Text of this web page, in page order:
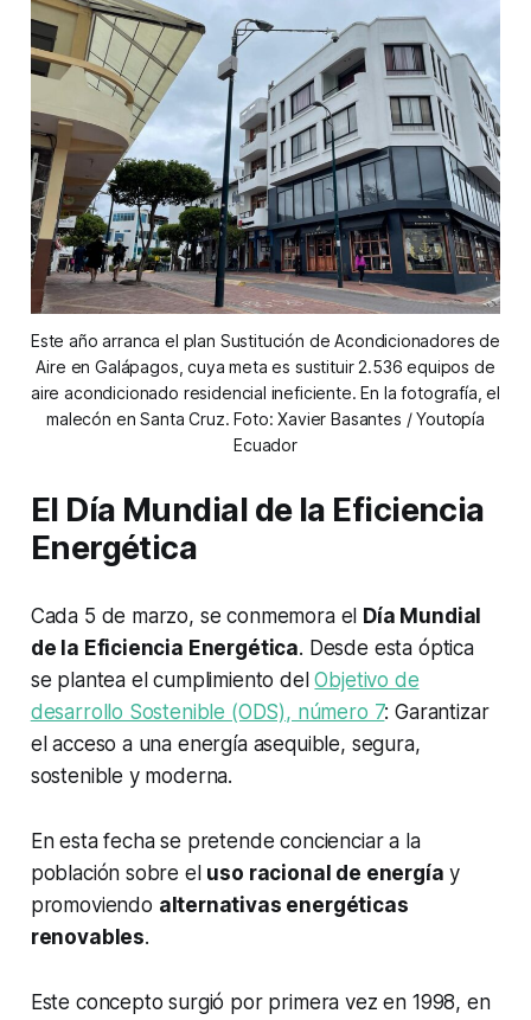
Este año arranca el plan Sustitución de Acondicionadores de
Aire en Galápagos, cuya meta es sustituir 2.536 equipos de
aire acondicionado residencial ineficiente. En la fotografía, el
malecón en Santa Cruz. Foto: Xavier Basantes / Youtopía
Ecuador
El Día Mundial de la Eficiencia
Energética
Cada 5 de marzo, se conmemora el Día Mundial
de la Eficiencia Energética. Desde esta óptica
se plantea el cumplimiento delObjetivo de
desarrollo Sostenible (ODS), número 7: Garantizar
el acceso a una energía asequible, segura,
sostenible y moderna.
En esta fecha se pretende concienciar a la
población sobre el uso racional de energía y
promoviendo alternativas energéticas
renovables.
Este concepto surgió por primera vez en 1998, en